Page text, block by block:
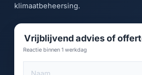
klimaatbeheersing.
Vrijblijvend advies of
Reactie binnen 1 werkdag